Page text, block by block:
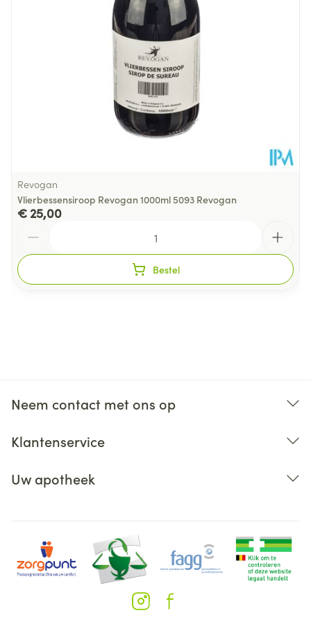
Kamertemperatuur (15°C - 25°C)
Revogan
Vlierbessensiroop Revogan 1000ml 5093 Revogan
€ 25,00
Bestel
Neem contact met ons op
Klantenservice
Uw apotheek